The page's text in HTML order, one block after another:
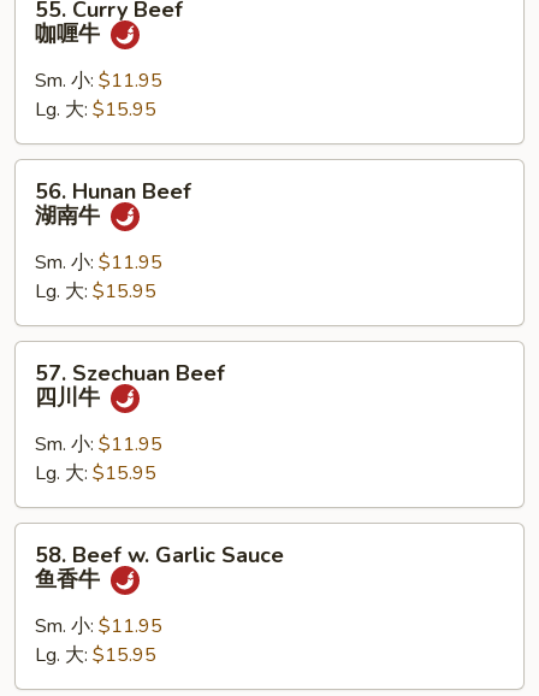
Curry
Beef
牛
55. Curry Beef
咖喱牛
Sm. 小: $11.95
Lg. 大: $15.95
Hunan
Beef
牛
56. Hunan Beef
湖南牛
Sm. 小: $11.95
Lg. 大: $15.95
Szechuan
Beef
牛
57. Szechuan Beef
四川牛
Sm. 小: $11.95
Lg. 大: $15.95
Beef
Garlic
Sauce
鱼
58. Beef w. Garlic Sauce
鱼香牛
Sm. 小: $11.95
Lg. 大: $15.95